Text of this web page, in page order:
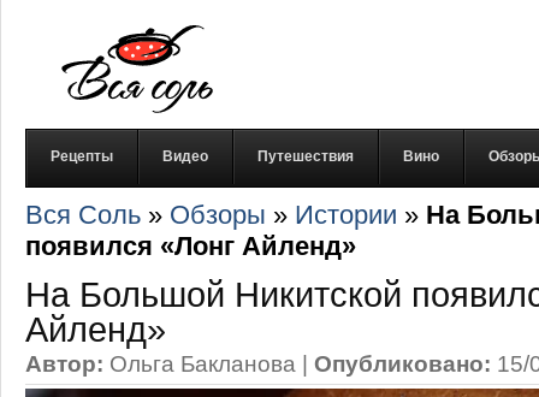
Рецепты Видео Путешествия Вино
Вся Соль » Обзоры » Истории » На
появился «Лонг Айленд»
На Большой Никитской
Айленд»
Автор: Ольга Бакланова | Опубликовано: 15/